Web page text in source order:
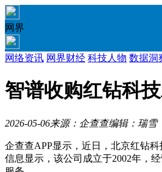
网界
网络资讯 网界财经 科技人物 数据洞
智谱收购红钻科
2026-05-06来源：企查查编辑：瑞雪
企查查APP显示，近日，北京红钻
信息显示，该公司成立于2002年，